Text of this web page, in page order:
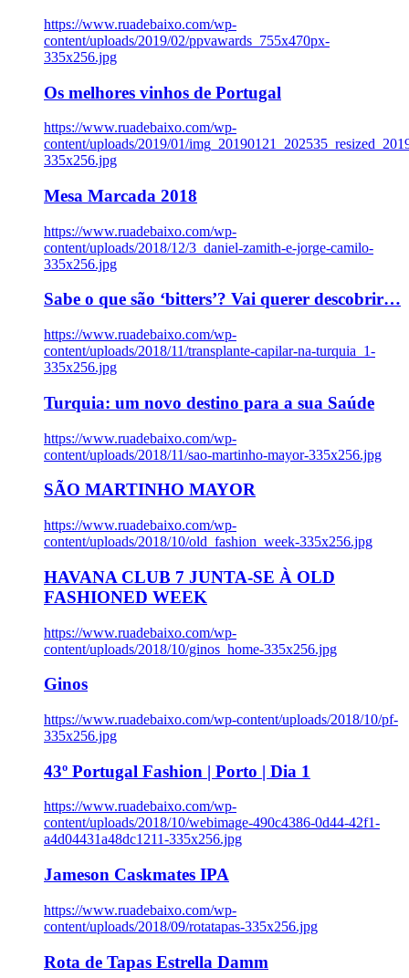
https://www.ruadebaixo.com/wp-
content/uploads/2019/02/ppvawards_755x470px-
335x256.jpg
Os melhores vinhos de Portugal
https://www.ruadebaixo.com/wp-
content/uploads/2019/01/
335x256.jpg
Mesa Marcada 2018
https://www.ruadebaixo.com/wp-
content/uploads/2018/12/3_daniel-zamith-e-jorge-camilo-
335x256.jpg
Sabe o que são ‘bitters’? Vai querer descobrir…
https://www.ruadebaixo.com/wp-
content/uploads/2018/11/transplante-capilar-na-turquia_1-
335x256.jpg
Turquia: um novo destino para a sua Saúde
https://www.ruadebaixo.com/wp-
content/uploads/2018/11/sao-martinho-mayor-335x256.jpg
SÃO MARTINHO MAYOR
https://www.ruadebaixo.com/wp-
content/uploads/2018/10/old_fashion_week-335x256.jpg
HAVANA CLUB 7 JUNTA-SE À OLD
FASHIONED WEEK
https://www.ruadebaixo.com/wp-
content/uploads/2018/10/ginos_home-335x256.jpg
Ginos
https://www.ruadebaixo.com/wp-content/uploads/2018/10/pf-
335x256.jpg
43º Portugal Fashion | Porto | Dia 1
https://www.ruadebaixo.com/wp-
content/uploads/2018/10/webimage-490c4386-0d44-42f1-
a4d04431a48dc1211-335x256.jpg
Jameson Caskmates IPA
https://www.ruadebaixo.com/wp-
content/uploads/2018/09/rotatapas-335x256.jpg
Rota de Tapas Estrella Damm